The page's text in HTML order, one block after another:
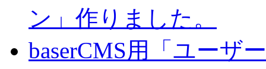
ン」作りました。
baserCMS用「ユーザ